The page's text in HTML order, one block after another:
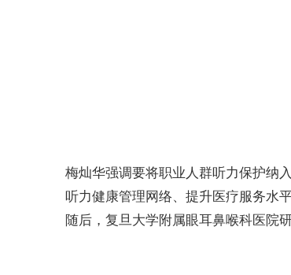
梅灿华强调要将职业人群听力保护纳
听力健康管理网络、提升医疗服务水
随后，复旦大学附属眼耳鼻喉科医院